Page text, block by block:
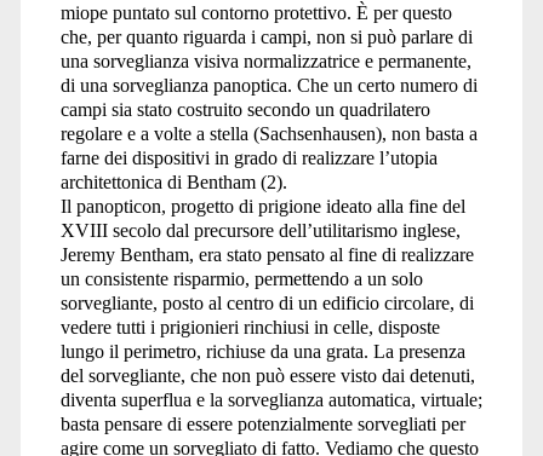
miope puntato sul contorno protettivo. È per questo
che, per quanto riguarda i campi, non si può parlare di
una sorveglianza visiva normalizzatrice e permanente,
di una sorveglianza panoptica. Che un certo numero di
campi sia stato costruito secondo un quadrilatero
regolare e a volte a stella (Sachsenhausen), non basta a
farne dei dispositivi in grado di realizzare l’utopia
architettonica di Bentham (2).
Il panopticon, progetto di prigione ideato alla fine del
XVIII secolo dal precursore dell’utilitarismo inglese,
Jeremy Bentham, era stato pensato al fine di realizzare
un consistente risparmio, permettendo a un solo
sorvegliante, posto al centro di un edificio circolare, di
vedere tutti i prigionieri rinchiusi in celle, disposte
lungo il perimetro, richiuse da una grata. La presenza
del sorvegliante, che non può essere visto dai detenuti,
diventa superflua e la sorveglianza automatica, virtuale;
basta pensare di essere potenzialmente sorvegliati per
agire come un sorvegliato di fatto. Vediamo che questo